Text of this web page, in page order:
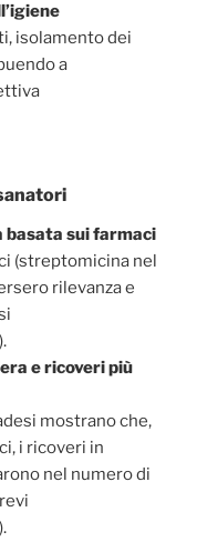
isolamento dei
a
basata sui farmaci
(streptomicina nel
rilevanza e
).
e ricoveri più
mostrano che,
i ricoveri in
nel numero di
).